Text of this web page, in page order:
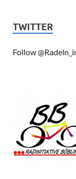
TWITTER
Follow